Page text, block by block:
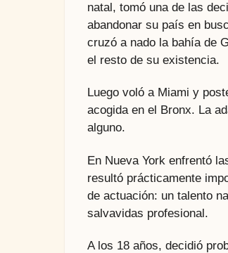
natal, tomó una de las
abandonar su país en
cruzó a nado la bahía de
el resto de su existencia.
Luego voló a Miami y
acogida en el Bronx. La
alguno.
En Nueva York enfrentó
resultó prácticamente
de actuación: un talento
salvavidas profesional.
A los 18 años, decidió